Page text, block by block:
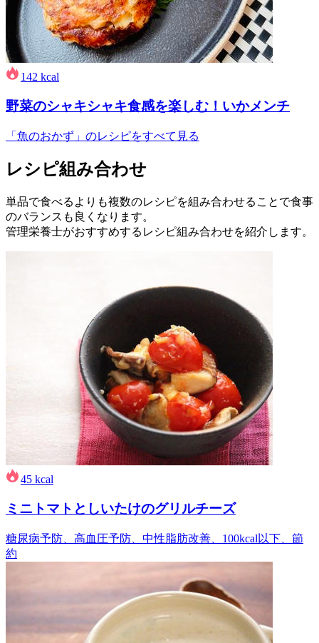
142 kcal
野菜のシャキシャキ食感を楽しむ！いかメンチ
「魚のおかず」のレシピをすべて見る
レシピ組み合わせ
単品で食べるよりも複数のレシピを組み合わせることで食事
のバランスも良くなります。
管理栄養士がおすすめするレシピ組み合わせを紹介します。
45 kcal
ミニトマトとしいたけのグリルチーズ
糖尿病予防、高血圧予防、中性脂肪改善、100kcal以下、節
約